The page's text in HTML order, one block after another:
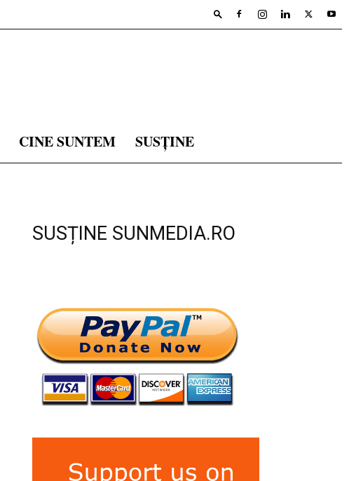
CINE SUNTEM SUSȚINE
SUSȚINE SUNMEDIA.RO